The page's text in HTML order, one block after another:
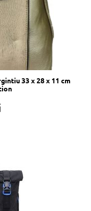
33 x 28 x 11 cm